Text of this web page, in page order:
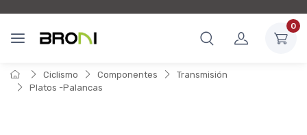
0
Ciclismo Componentes
Transmisión
Platos -Palancas